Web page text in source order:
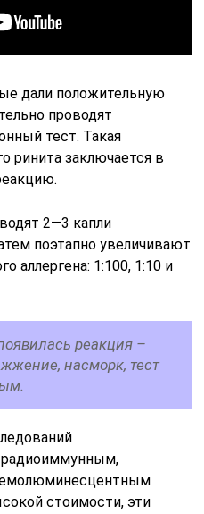
дали положительную
проводят
тест. Такая
ринита заключается в
2—3 капли
поэтапно увеличивают
аллергена: 1:100, 1:10 и
реакция –
насморк, тест
радиоиммунным,
стоимости, эти